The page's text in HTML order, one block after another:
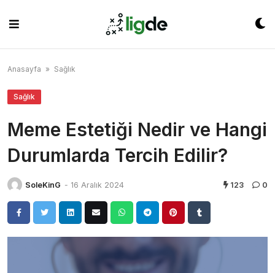
content
Anasayfa » Sağlık
Sağlık
Meme Estetiği Nedir ve Hangi
Durumlarda Tercih Edilir?
SoleKinG - 16 Aralık 2024 123 0